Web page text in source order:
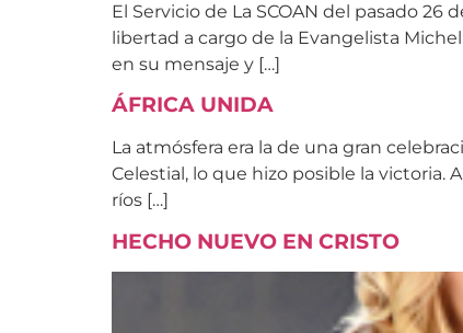
El Servicio de La SCOAN del pasado
libertad a cargo de la Evangelista
en su mensaje y […]
ÁFRICA UNIDA
La atmósfera era la de una gran
Celestial, lo que hizo posible la victoria.
ríos […]
HECHO NUEVO EN CRISTO